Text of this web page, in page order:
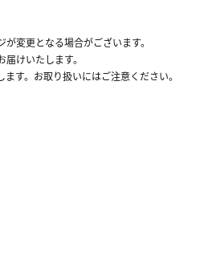
変更となる場合がございます。
けいたします。
す。お取り扱いにはご注意ください。